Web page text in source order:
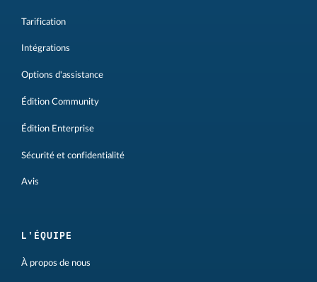
Tarification
Intégrations
Options d'assistance
Édition Community
Édition Enterprise
Sécurité et confidentialité
Avis
L'ÉQUIPE
À propos de nous